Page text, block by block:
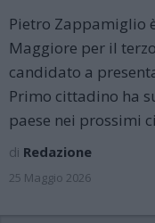
Pietro Zappamiglio
Maggiore per il
candidato a
Primo cittadino ha
paese nei prossimi
di Redazione
25 Maggio 2026